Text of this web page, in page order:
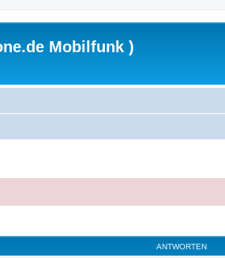
Mobilfunk )
ANTWORTEN